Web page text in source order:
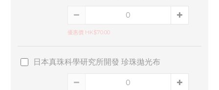
優惠價 HK$70.00
日本真珠科學研究所開發 珍珠拋光布